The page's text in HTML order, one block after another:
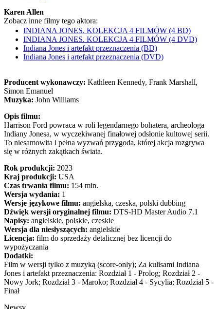
Karen Allen
Zobacz inne filmy tego aktora:
INDIANA JONES. KOLEKCJA 4 FILMÓW (4 BD)
INDIANA JONES. KOLEKCJA 4 FILMÓW (4 DVD)
Indiana Jones i artefakt przeznaczenia (BD)
Indiana Jones i artefakt przeznaczenia (DVD)
Producent wykonawczy: Kathleen Kennedy, Frank Marshall,
Simon Emanuel
Muzyka: John Williams
Opis filmu:
Harrison Ford powraca w roli legendarnego bohatera, archeologa
Indiany Jonesa, w wyczekiwanej finałowej odsłonie kultowej serii.
To niesamowita i pełna wyzwań przygoda, której akcja rozgrywa
się w różnych zakątkach świata.
Rok produkcji: 2023
Kraj produkcji: USA
Czas trwania filmu: 154 min.
Wersja wydania: 1
Wersje językowe filmu: angielska, czeska, polski dubbing
Dźwięk wersji oryginalnej filmu: DTS-HD Master Audio 7.1
Napisy: angielskie, polskie, czeskie
Wersja dla niesłyszących: angielskie
Licencja: film do sprzedaży detalicznej bez licencji do
wypożyczania
Dodatki:
Film w wersji tylko z muzyką (score-only); Za kulisami Indiana
Jones i artefakt przeznaczenia: Rozdział 1 - Prolog; Rozdział 2 -
Nowy Jork; Rozdział 3 - Maroko; Rozdział 4 - Sycylia; Rozdział 5 -
Finał
Newsy